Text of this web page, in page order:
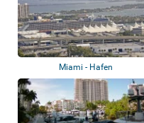
Miami - Hafen